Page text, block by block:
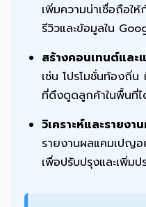
เพิ่มความน่าเชื่อถือใ
รีวิวและข้อมูลใน
สร้างคอนเทนต์แล
เช่น โปรโมชั่นท้องถิ่น
ที่ดึงดูดลูกค้าในพื้นที่
วิเคราะห์และรายง
รายงานผลแคมเปญอ
เพื่อปรับปรุงและเพิ่ม